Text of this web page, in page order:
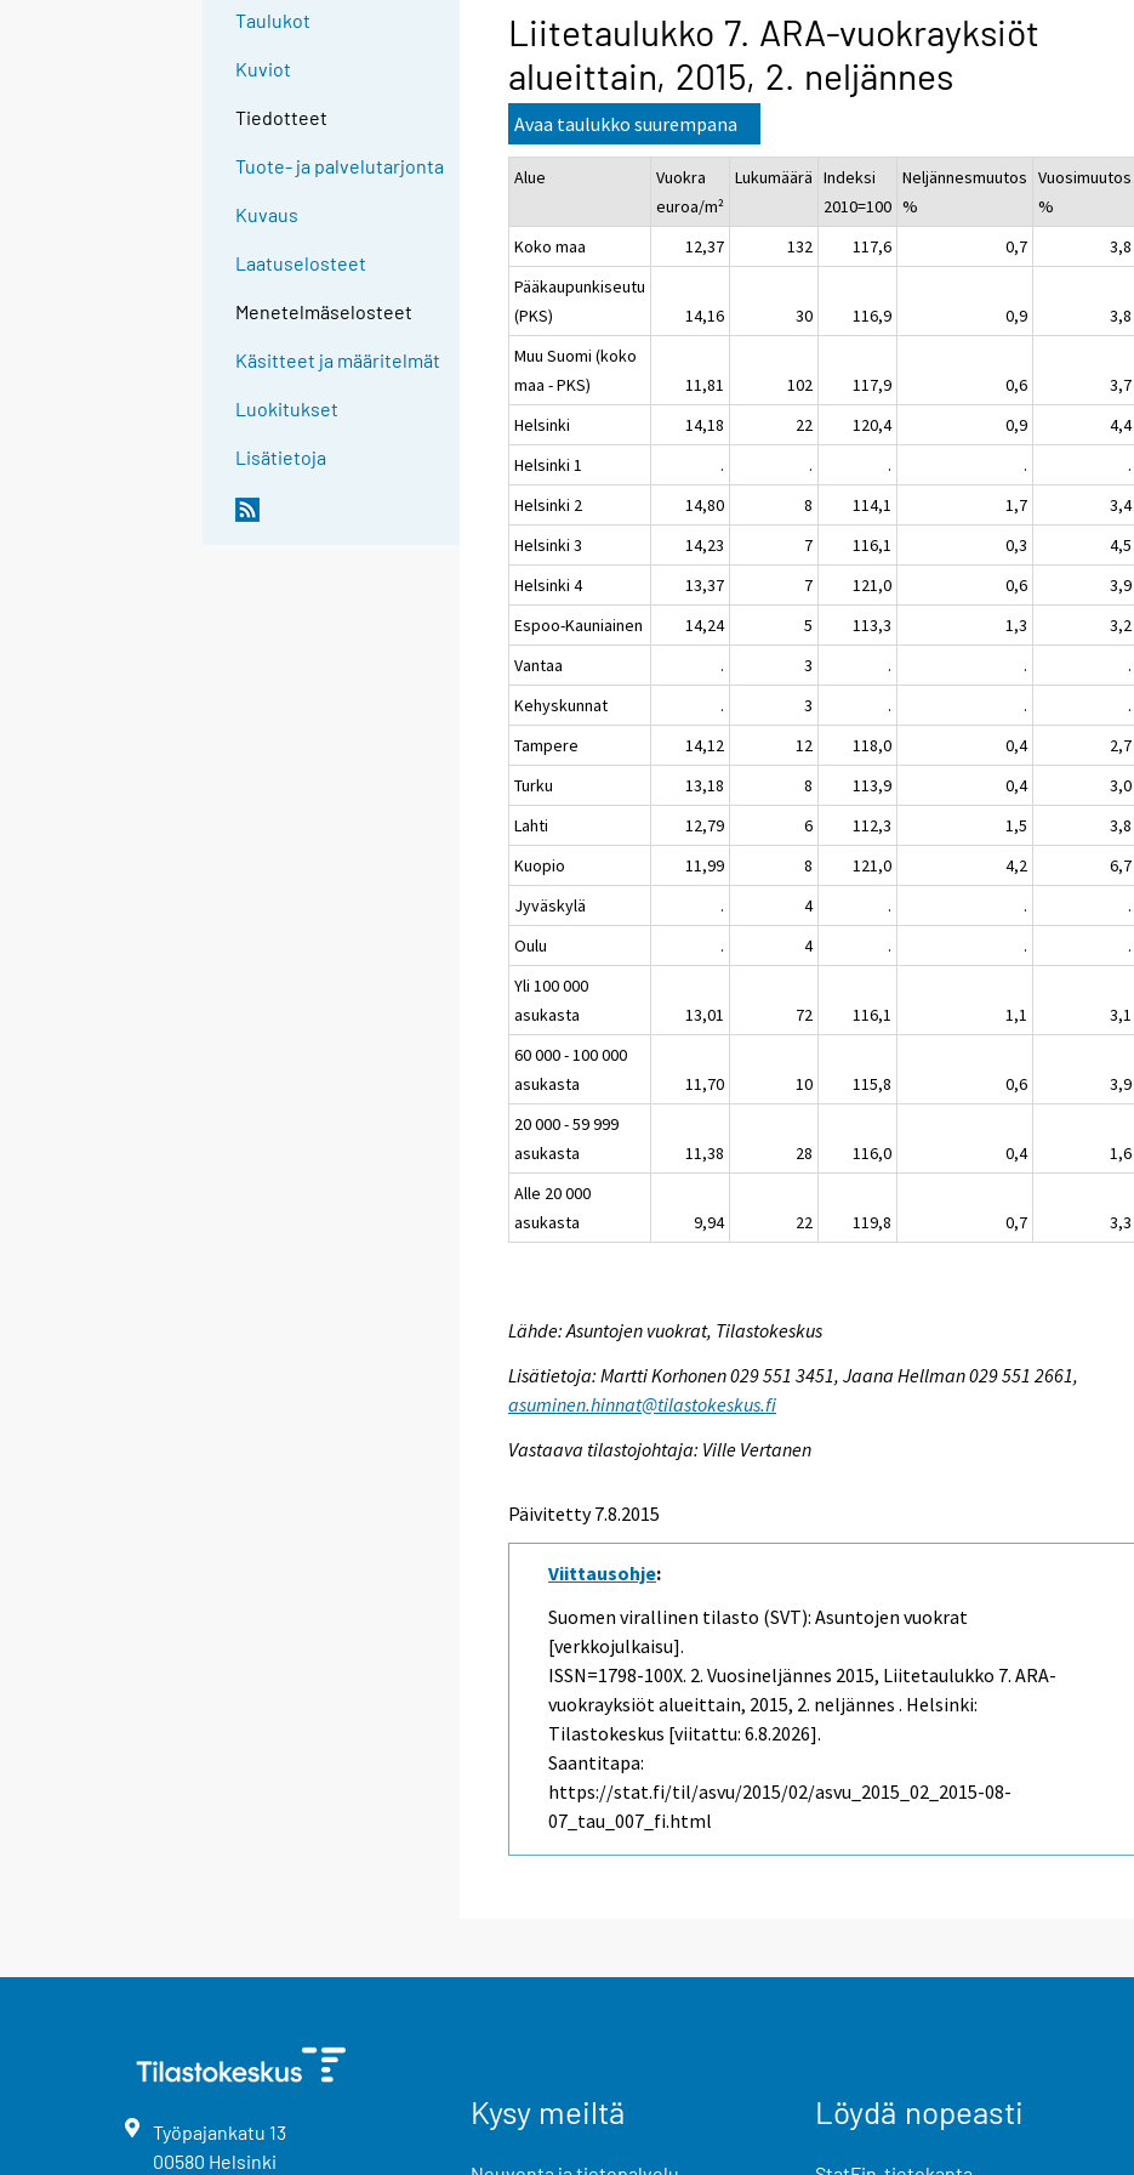
Taulukot
Kuviot
Tiedotteet
Tuote- ja palvelutarjonta
Kuvaus
Laatuselosteet
Menetelmäselosteet
Käsitteet ja määritelmät
Luokitukset
Lisätietoja
Liitetaulukko 7. ARA-vuokrayksiöt
alueittain, 2015, 2. neljännes
Avaa taulukko suurempana
Alue
Vuokra
euroa/m²
Lukumäärä Indeksi
2010=100
Neljännesmuutos
%
Vuosimuutos
%
Koko maa
12,37 132 117,6 0,7
3,8
Pääkaupunkiseutu
(PKS)
14,16 30 116,9 0,9
3,8
Muu Suomi (koko
maa - PKS)
11,81 102 117,9 0,6
3,7
Helsinki
14,18 22 120,4 0,9
4,4
Helsinki 1
. . . .
.
Helsinki 2
14,80 8 114,1 1,7
3,4
Helsinki 3
14,23 7 116,1 0,3
4,5
Helsinki 4
13,37 7 121,0 0,6
3,9
Espoo-Kauniainen
14,24 5 113,3 1,3
3,2
Vantaa
. 3 . .
.
Kehyskunnat
. 3 . .
.
Tampere
14,12 12 118,0 0,4
2,7
Turku
13,18 8 113,9 0,4
3,0
Lahti
12,79 6 112,3 1,5
3,8
Kuopio
11,99 8 121,0 4,2
6,7
Jyväskylä
. 4 . .
.
Oulu
. 4 . .
.
Yli 100 000
asukasta
13,01 72 116,1 1,1
3,1
60 000 - 100 000
asukasta
11,70 10 115,8 0,6
3,9
20 000 - 59 999
asukasta
11,38 28 116,0 0,4
1,6
Alle 20 000
asukasta
9,94 22 119,8 0,7 3,3
Lähde: Asuntojen vuokrat, Tilastokeskus
Lisätietoja: Martti Korhonen 029 551 3451, Jaana Hellman 029 551 2661,
asuminen.hinnat@tilastokeskus.fi
Vastaava tilastojohtaja: Ville Vertanen
Päivitetty 7.8.2015
Viittausohje:
Suomen virallinen tilasto (SVT): Asuntojen vuokrat
[verkkojulkaisu].
ISSN=1798-100X. 2. Vuosineljännes 2015, Liitetaulukko 7. ARA-
vuokrayksiöt alueittain, 2015, 2. neljännes . Helsinki:
Tilastokeskus [viitattu: 6.8.2026].
Saantitapa:
https://stat.fi/til/asvu/2015/02/asvu_2015_02_2015-08-
07_tau_007_fi.html
Työpajankatu 13
00580 Helsinki
Kysy meiltä Löydä nopeasti